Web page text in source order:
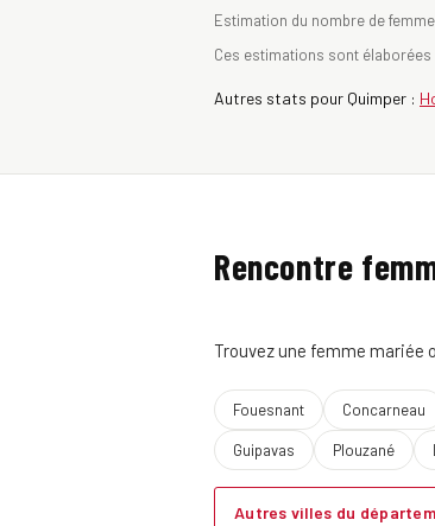
Estimation du nombre de
Ces estimations sont
Autres stats pour Quimper :
Rencontre
Trouvez une femme mariée
Fouesnant Concarneau
Guipavas Plouzané
Autres villes du